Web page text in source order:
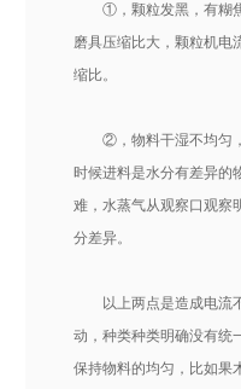
①，颗粒发黑，有糊
磨具压缩比大，颗粒机电
缩比。
②，物料干湿不均匀
时候进料是水分有差异的
难，水蒸气从观察口观察
分差异。
以上两点是造成电流
动，种类种类明确没有统
保持物料的均匀，比如果